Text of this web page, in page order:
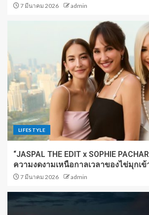
7 มีนาคม 2026 admin
LIFESTYLE
“JASPAL THE EDIT x SOPHIE
ความงดงามเหนือกาลเวลาของไข่มุกเ
7 มีนาคม 2026 admin